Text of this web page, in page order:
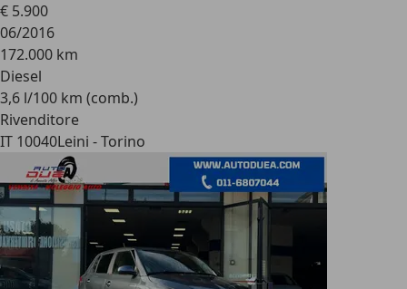
€ 5.900
06/2016
172.000 km
Diesel
3,6 l/100 km (comb.)
Rivenditore
IT 10040Leini - Torino